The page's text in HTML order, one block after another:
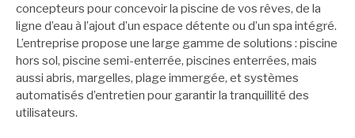
concepteurs pour concevoir la piscine de vos rêves, de la
ligne d’eau à l’ajout d’un espace détente ou d’un spa intégré.
L’entreprise propose une large gamme de solutions : piscine
hors sol, piscine semi-enterrée, piscines enterrées, mais
aussi abris, margelles, plage immergée, et systèmes
automatisés d’entretien pour garantir la tranquillité des
utilisateurs.